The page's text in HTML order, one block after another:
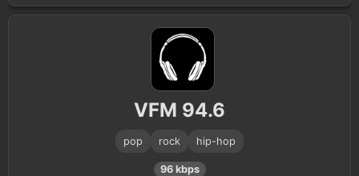
VFM 94.6
pop rock hip-hop
96 kbps